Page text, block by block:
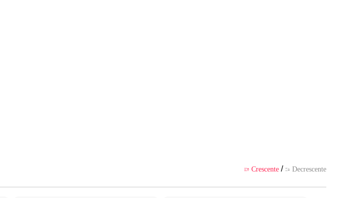
 Crescente /  Decrescente